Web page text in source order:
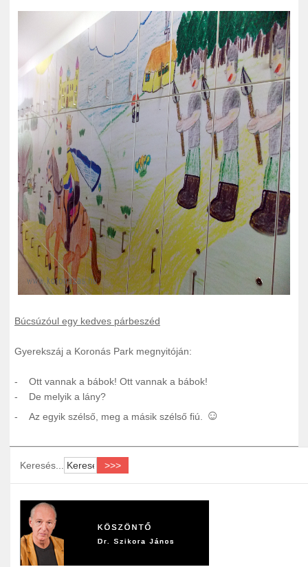
Búcsúzóul egy kedves párbeszéd
Gyerekszáj a Koronás Park megnyitóján:
- Ott vannak a bábok! Ott vannak a bábok!
- De melyik a lány?
- Az egyik szélső, meg a másik szélső fiú.
☺
Keresés...